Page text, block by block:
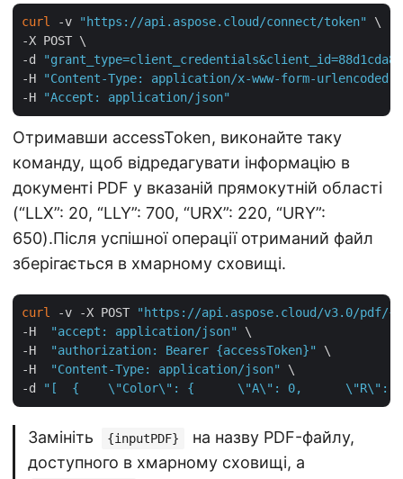
curl -v "https://api.aspose.cloud/connect/token"
\
-X POST \
-d
"grant_type=client_credentials&client_id=88d1cda8-
-H
"Content-Type: application/x-www-form-urlencoded"
-H
"Accept: application/json"
Отримавши accessToken, виконайте таку
команду, щоб відредагувати інформацію в
документі PDF у вказаній прямокутній області
(“LLX”: 20, “LLY”: 700, “URX”: 220, “URY”:
650).Після успішної операції отриманий файл
зберігається в хмарному сховищі.
curl -v -X POST
"https://api.aspose.cloud/v3.0/pdf/
-H
"accept: application/json"
\
-H
"authorization: Bearer {accessToken}"
\
-H
"Content-Type: application/json"
\
-d
"[  {    \"Color\": {      \"A\": 0,      \"R\":
Замініть {inputPDF}
на назву PDF-файлу,
доступного в хмарному сховищі, а